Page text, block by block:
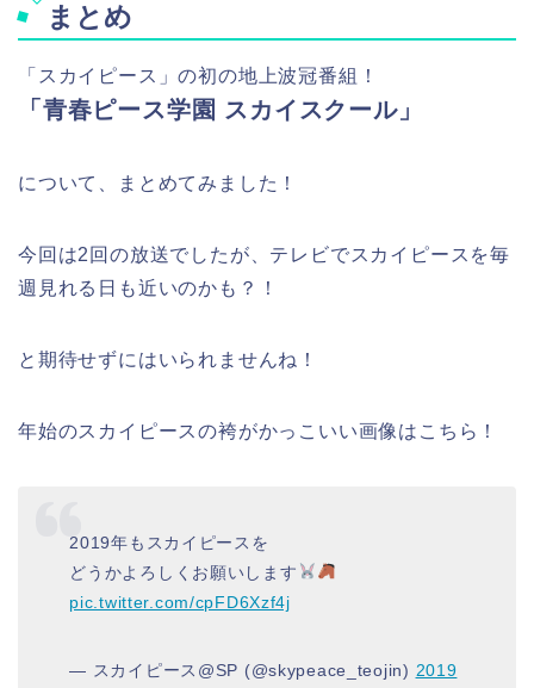
まとめ
「スカイピース」の初の地上波冠番組！
「青春ピース学園 スカイスクール」
について、まとめてみました！
今回は2回の放送でしたが、テレビでスカイピースを毎
週見れる日も近いのかも？！
と期待せずにはいられませんね！
年始のスカイピースの袴がかっこいい画像はこちら！
2019年もスカイピースを
どうかよろしくお願いします
pic.twitter.com/cpFD6Xzf4j
— スカイピース@SP (@skypeace_teojin) 2019